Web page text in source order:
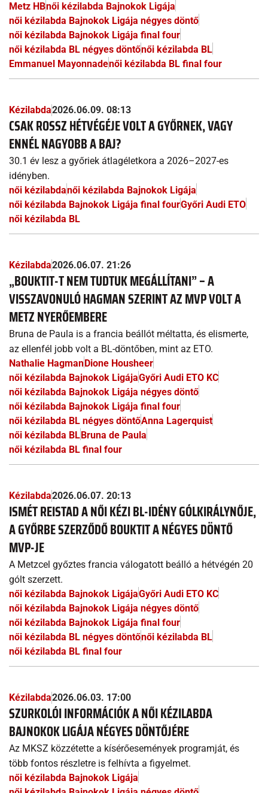
Metz HBnői kézilabda Bajnokok Ligája
női kézilabda Bajnokok Ligája négyes döntő
női kézilabda Bajnokok Ligája final four
női kézilabda BL négyes döntőnői kézilabda BL
Emmanuel Mayonnadenői kézilabda BL final four
Kézilabda2026.06.09. 08:13
CSAK ROSSZ HÉTVÉGÉJE VOLT A GYŐRNEK, VAGY
ENNÉL NAGYOBB A BAJ?
30.1 év lesz a győriek átlagéletkora a 2026–2027-es
idényben.
női kézilabdanői kézilabda Bajnokok Ligája
női kézilabda Bajnokok Ligája final fourGyőri Audi ETO
női kézilabda BL
Kézilabda2026.06.07. 21:26
„BOUKTIT-T NEM TUDTUK MEGÁLLÍTANI” – A
VISSZAVONULÓ HAGMAN SZERINT AZ MVP VOLT A
METZ NYERŐEMBERE
Bruna de Paula is a francia beállót méltatta, és elismerte,
az ellenfél jobb volt a BL-döntőben, mint az ETO.
Nathalie HagmanDione Housheer
női kézilabda Bajnokok LigájaGyőri Audi ETO KC
női kézilabda Bajnokok Ligája négyes döntő
női kézilabda Bajnokok Ligája final four
női kézilabda BL négyes döntőAnna Lagerquist
női kézilabda BLBruna de Paula
női kézilabda BL final four
Kézilabda2026.06.07. 20:13
ISMÉT REISTAD A NŐI KÉZI BL-IDÉNY GÓLKIRÁLYNŐJE,
A GYŐRBE SZERZŐDŐ BOUKTIT A NÉGYES DÖNTŐ
MVP-JE
A Metzcel győztes francia válogatott beálló a hétvégén 20
gólt szerzett.
női kézilabda Bajnokok LigájaGyőri Audi ETO KC
női kézilabda Bajnokok Ligája négyes döntő
női kézilabda Bajnokok Ligája final four
női kézilabda BL négyes döntőnői kézilabda BL
női kézilabda BL final four
Kézilabda2026.06.03. 17:00
SZURKOLÓI INFORMÁCIÓK A NŐI KÉZILABDA
BAJNOKOK LIGÁJA NÉGYES DÖNTŐJÉRE
Az MKSZ közzétette a kísérőesemények programját, és
több fontos részletre is felhívta a figyelmet.
női kézilabda Bajnokok Ligája